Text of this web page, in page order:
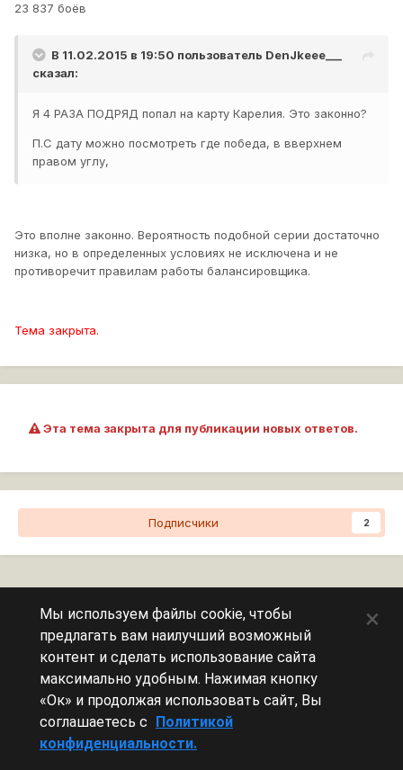
23 837 боёв
В 11.02.2015 в 19:50 пользователь DenJkeee___
сказал:
Я 4 РАЗА ПОДРЯД попал на карту Карелия. Это законно?
П.С дату можно посмотреть где победа, в вверхнем
правом углу,
Это вполне законно. Вероятность подобной серии достаточно
низка, но в определенных условиях не исключена и не
противоречит правилам работы балансировщика.
Тема закрыта.
Эта тема закрыта для публикации новых ответов.
Подписчики 2
Сейчас на странице
Эту страницу никто не просматривает.
Мы используем файлы cookie, чтобы
предлагать вам наилучший возможный
контент и сделать использование сайта
максимально удобным. Нажимая кнопку
«Ок» и продолжая использовать сайт, Вы
соглашаетесь с Политикой
конфиденциальности.
×